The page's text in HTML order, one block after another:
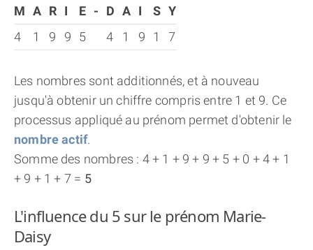
M A R I E - D A I S Y
4
1 9 9 5 4 1 9 1 7
Les nombres sont additionnés, et à nouveau
jusqu'à obtenir un chiffre compris entre 1 et 9. Ce
processus appliqué au prénom permet d'obtenir le
nombre actif.
Somme des nombres : 4 + 1 + 9 + 9 + 5 + 0 + 4 + 1
+ 9 + 1 + 7 = 5
L'influence du 5 sur le prénom Marie-
Daisy